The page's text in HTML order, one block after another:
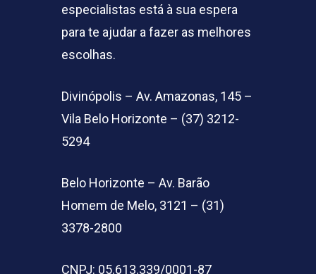
especialistas está à sua espera
para te ajudar a fazer as melhores
escolhas.
Divinópolis – Av. Amazonas, 145 –
Vila Belo Horizonte – (37) 3212-
5294
Belo Horizonte – Av. Barão
Homem de Melo, 3121 – (31)
3378-2800
CNPJ: 05.613.339/0001-87